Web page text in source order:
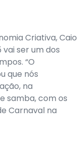
Criativa, Caio
ser um dos
“O
que nós
na
samba, com os
Carnaval na